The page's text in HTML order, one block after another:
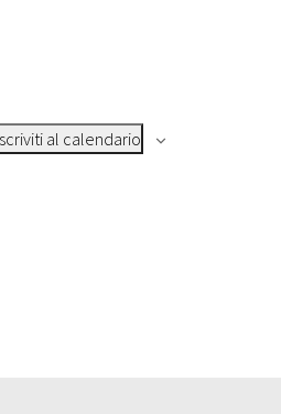
al calendario